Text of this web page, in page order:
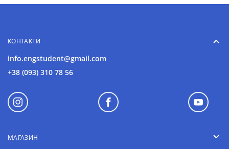
КОНТАКТИ
info.engstudent@gmail.com
+38 (093) 310 78 56
МАГАЗИН